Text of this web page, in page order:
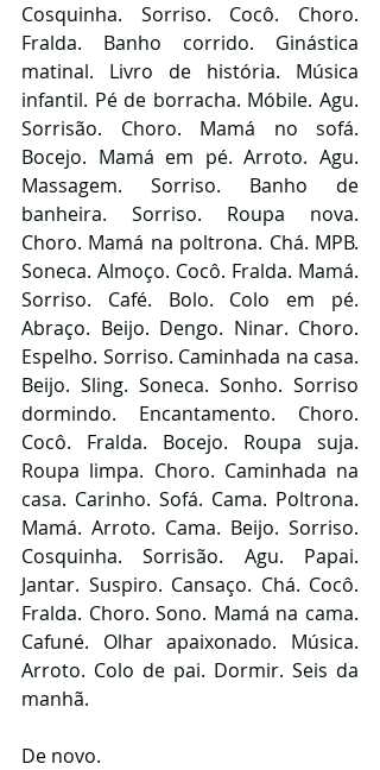
Cosquinha. Sorriso. Cocô. Choro.
Fralda. Banho corrido. Ginástica
matinal. Livro de história. Música
infantil. Pé de borracha. Móbile. Agu.
Sorrisão. Choro. Mamá no sofá.
Bocejo. Mamá em pé. Arroto. Agu.
Massagem. Sorriso. Banho de
banheira. Sorriso. Roupa nova.
Choro. Mamá na poltrona. Chá. MPB.
Soneca. Almoço. Cocô. Fralda. Mamá.
Sorriso. Café. Bolo. Colo em pé.
Abraço. Beijo. Dengo. Ninar. Choro.
Espelho. Sorriso. Caminhada na casa.
Beijo. Sling. Soneca. Sonho. Sorriso
dormindo. Encantamento. Choro.
Cocô. Fralda. Bocejo. Roupa suja.
Roupa limpa. Choro. Caminhada na
casa. Carinho. Sofá. Cama. Poltrona.
Mamá. Arroto. Cama. Beijo. Sorriso.
Cosquinha. Sorrisão. Agu. Papai.
Jantar. Suspiro. Cansaço. Chá. Cocô.
Fralda. Choro. Sono. Mamá na cama.
Cafuné. Olhar apaixonado. Música.
Arroto. Colo de pai. Dormir. Seis da
manhã.
De novo.